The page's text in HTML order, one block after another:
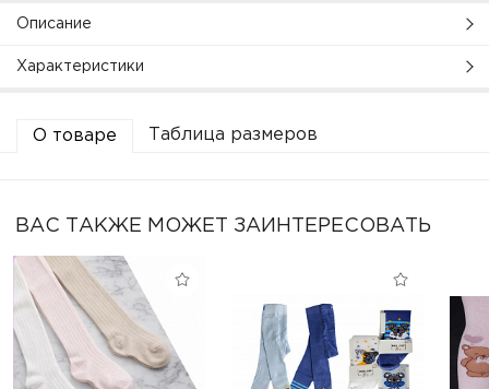
Описание
Характеристики
О товаре Таблица размеров
ВАС ТАКЖЕ МОЖЕТ ЗАИНТЕРЕСОВАТЬ